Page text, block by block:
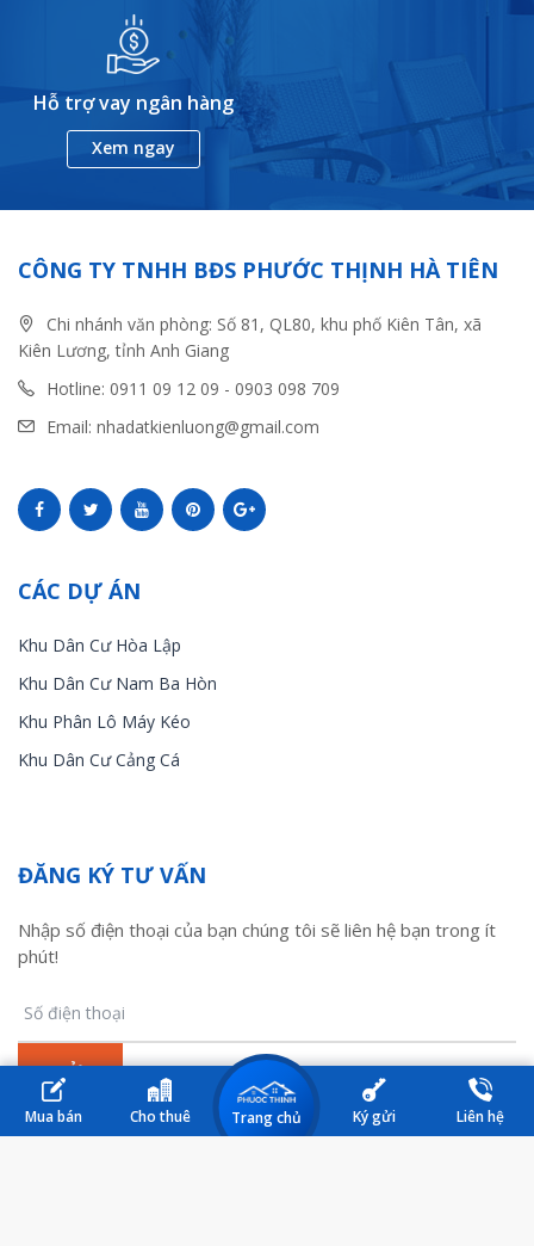
Hỗ trợ vay ngân hàng
Xem ngay
CÔNG TY TNHH BĐS PHƯỚC THỊNH HÀ TIÊN
Chi nhánh văn phòng: Số 81, QL80, khu phố Kiên Tân, xã
Kiên Lương, tỉnh Anh Giang
Hotline: 0911 09 12 09 - 0903 098 709
Email: nhadatkienluong@gmail.com
Mua bán Cho thuê Trang chủ Ký gửi Liên hệ
CÁC DỰ ÁN
Khu Dân Cư Hòa Lập
Khu Dân Cư Nam Ba Hòn
Khu Phân Lô Máy Kéo
Khu Dân Cư Cảng Cá
ĐĂNG KÝ TƯ VẤN
Nhập số điện thoại của bạn chúng tôi sẽ liên hệ bạn trong ít
phút!